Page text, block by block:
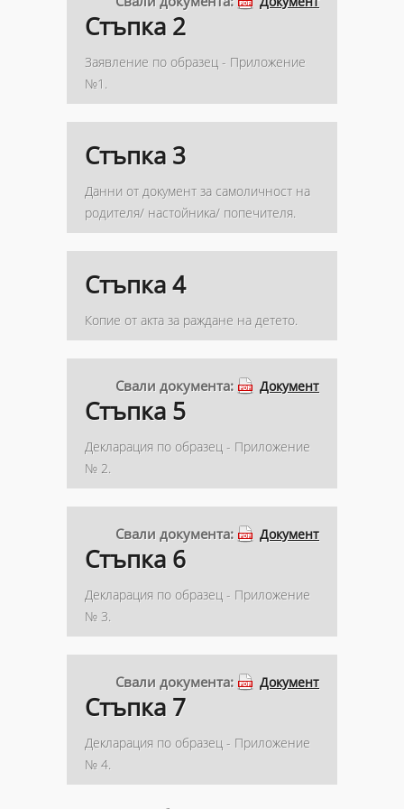
Стъпка 2
Заявление по образец - Приложение
№1.
Стъпка 3
Данни от документ за самоличност на
родителя/ настойника/ попечителя.
Стъпка 4
Копие от акта за раждане на детето.
Свали документа: Документ
Стъпка 5
Декларация по образец - Приложение
№ 2.
Свали документа: Документ
Стъпка 6
Декларация по образец - Приложение
№ 3.
Свали документа: Документ
Стъпка 7
Декларация по образец - Приложение
№ 4.